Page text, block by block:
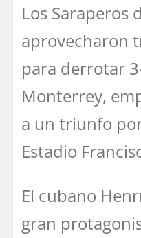
Los Saraperos
aprovecharon
para derrotar
Monterrey,
a un triunfo
Estadio
El cubano
gran